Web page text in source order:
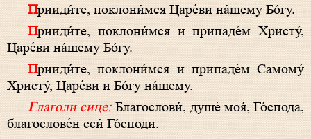
Прииди́те, поклони́мся Царе́ви на́шему Бо́гу.
Прииди́те, поклони́мся и припаде́м Христу́,
Царе́ви на́шему Бо́гу.
Прииди́те, поклони́мся и припаде́м Самому́
Христу́, Царе́ви и Бо́гу на́шему.
Глаголи сице:Благослови́, душе́ моя́, Го́спода,
благослове́н еси́ Го́споди.